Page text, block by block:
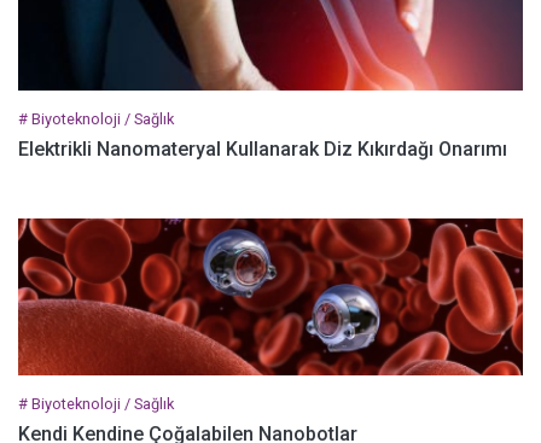
# Biyoteknoloji / Sağlık
Elektrikli Nanomateryal Kullanarak Diz Kıkırdağı Onarımı
# Biyoteknoloji / Sağlık
Kendi Kendine Çoğalabilen Nanobotlar